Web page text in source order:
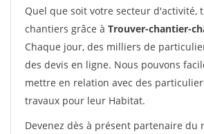
Quel que soit votre secteur d'activité,
chantiers grâce à Trouver-chantier-
Chaque jour, des milliers de
des devis en ligne. Nous pouvons
mettre en relation avec des
travaux pour leur Habitat.
Devenez dès à présent partenaire du